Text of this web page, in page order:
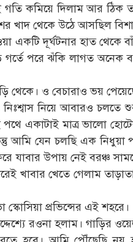
কমিয়ে দিলাম আর ঠিক
খাদ থেকে উঠে আসছিল
একটি দূর্ঘটনার হাত থেকে
গর্তে পরে ঝঁকি লাগত অনেক
থেকে। ও বেচারাও ভয়
নিঃশ্বাস নিয়ে আবারও
পথে একাটাই মাত্র ভালো
আমি যেন চলছি এক
যাবার উপায় নেই বরঞ্চ
খাবার খেতে গেলাম
প্রভিন্সের এই শহরে।
রওনা হলাম। গাড়ির